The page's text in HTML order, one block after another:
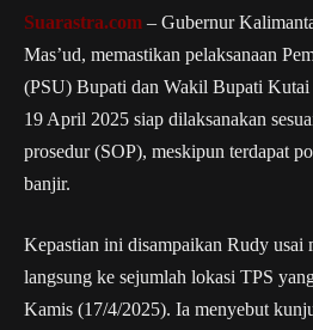
Suarastra.com – Gubernur
Mas’ud, memastikan pelaksanaan
(PSU) Bupati dan Wakil Bupati Kutai
19 April 2025 siap dilaksanakan
prosedur (SOP), meskipun terdapat
banjir.
Kepastian ini disampaikan Rudy usai
langsung ke sejumlah lokasi TPS
Kamis (17/4/2025). Ia menyebut